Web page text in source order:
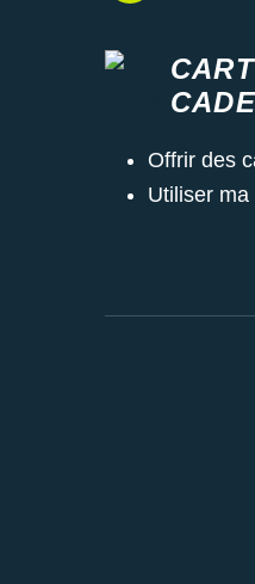
Offrir des
Utiliser